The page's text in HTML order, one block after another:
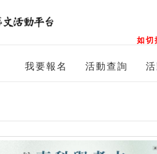
如切
我要報名 活動查詢